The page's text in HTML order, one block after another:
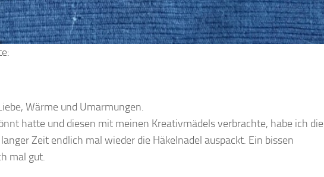
Wärme und Umarmungen.
hatte und diesen mit meinen Kreativmädels verbrachte, habe ich die
Zeit endlich mal wieder die Häkelnadel auspackt. Ein bissen
mal gut.